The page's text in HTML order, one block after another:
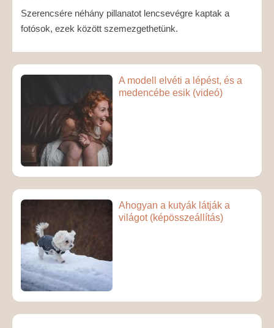
Szerencsére néhány pillanatot lencsevégre kaptak a
fotósok, ezek között szemezgethetünk.
A modell elvéti a lépést, és a
medencébe esik (videó)
Ahogyan a kutyák látják a
világot (képösszeállítás)